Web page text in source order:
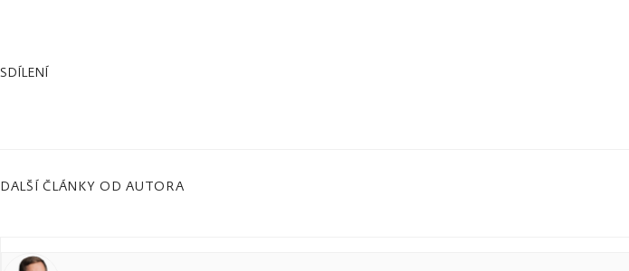
SDÍLENÍ
DALŠÍ ČLÁNKY OD AUTORA